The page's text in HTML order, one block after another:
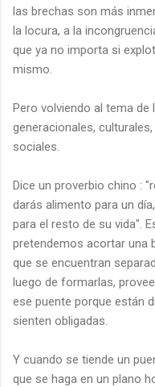
las brechas son más
la locura, a la
que ya no importa si
mismo.
Pero volviendo al tema
generacionales,
sociales.
Dice un proverbio chino :
darás alimento para un
para el resto de su vida".
pretendemos acortar una
que se encuentran
luego de formarlas,
ese puente porque están
sienten obligadas.
Y cuando se tiende un
que se haga en un plano